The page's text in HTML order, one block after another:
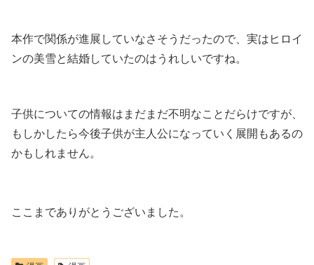
本作で関係が進展していなさそうだったので、実はヒロイ
ンの美雪と結婚していたのはうれしいですね。
子供についての情報はまだまだ不明なことだらけですが、
もしかしたら今後子供が主人公になっていく展開もあるの
かもしれません。
ここまでありがとうございました。